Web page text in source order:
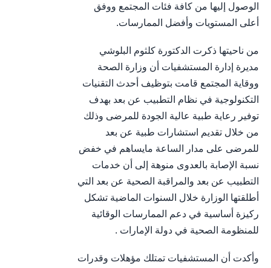
الوصول إليها من كافة فئات المجتمع ووفق
أعلى المستويات وأفضل الممارسات.
من ناحيتها ذكرت الدكتورة كلثوم البلوشي
مديرة إدارة المستشفيات أن وزارة الصحة
ووقاية المجتمع قامت بتوظيف أحدث التقنيات
التكنولوجية في نظام التطبيب عن بعد بهدف
توفير رعاية طبية عالية الجودة للمرضى وذلك
من خلال تقديم استشارات طبية عن بعد
للمرضى على مدار الساعة مايساهم في خفض
نسبة الإصابة بالعدوى منوهة إلى أن خدمات
التطبيب عن بعد والمراقبة الصحية عن بعد التي
أطلقتها الوزارة خلال السنوات الماضية تشكل
ركيزة أساسية في دعم الممارسات الوقائية
للمنظومة الصحية في دولة الإمارات .
وأكدت أن المستشفيات تمتلك مؤهلات وقدرات